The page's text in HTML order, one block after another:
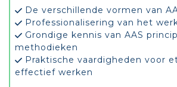
De verschillende vormen van
Professionalisering van het
Grondige kennis van AAS
methodieken
Praktische vaardigheden voor
effectief werken